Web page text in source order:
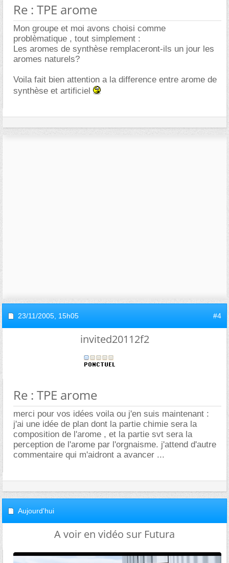
Re : TPE arome
Mon groupe et moi avons choisi comme
problèmatique , tout simplement :
Les aromes de synthèse remplaceront-ils un jour les
aromes naturels?
Voila fait bien attention a la difference entre arome de
synthèse et artificiel
23/11/2005, 15h05 #4
invited20112f2
Re : TPE arome
merci pour vos idées voila ou j'en suis maintenant :
j'ai une idée de plan dont la partie chimie sera la
composition de l'arome , et la partie svt sera la
perception de l'arome par l'orgnaisme. j'attend d'autre
commentaire qui m'aidront a avancer ...
Aujourd'hui
A voir en vidéo sur Futura